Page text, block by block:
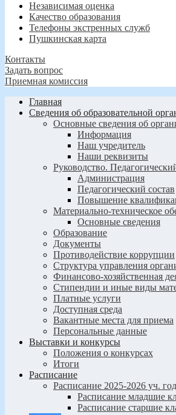
Независимая оценка
Качество образования
Телефоны экстренных служб
Пушкинская карта
Контакты
Задать вопрос
Приемная комиссия
Главная
Сведения об образовательной
Основные сведения об
Информация
Наш учредитель
Наши реквизиты
Руководство.
Администрация
Педагогический состав
Повышение
Материально-техническое
Основные сведения
Образование
Документы
Противодействие коррупции
Структура управления
Финансово-хозяйственная
Стипендии и иные виды
Платные услуги
Доступная среда
Вакантные места для приема
Персональные данные
Выставки и конкурсы
Положения о конкурсах
Итоги
Расписание
Расписание 2025-2026 уч. год
Расписание младшие
Расписание старшие